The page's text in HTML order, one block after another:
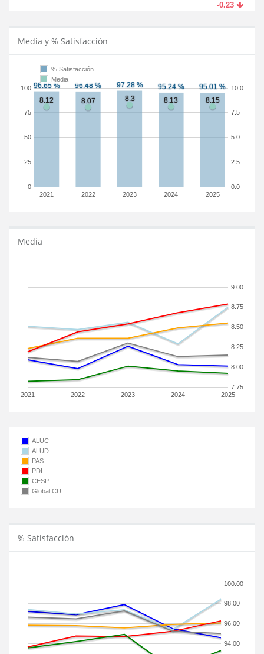
-0.23
Media y % Satisfacción
2021 2022 2023 2024 2025
0
25
50
75
100
0.0
2.5
5.0
7.5
10.0
% Satisfacción
Media
Media
2021 2022 2023 2024 2025
7.75
8.00
8.25
8.50
8.75
9.00
ALUC
ALUD
PAS
PDI
CESP
Global CU
% Satisfacción
94.00
96.00
98.00
100.00